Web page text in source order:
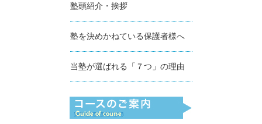
塾頭紹介・挨拶
塾を決めかねている保護者様へ
当塾が選ばれる「７つ」の理由